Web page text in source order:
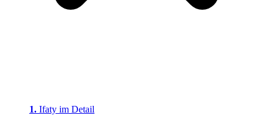
Ifaty im Detail